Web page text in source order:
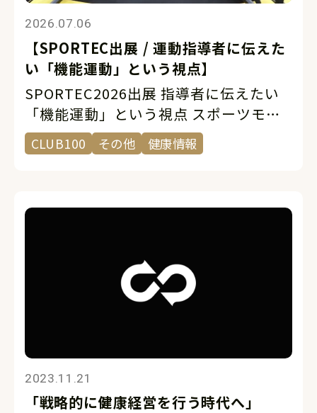
2026.07.06
【SPORTEC出展 / 運動指導者に伝えた
い「機能運動」という視点】
SPORTEC2026出展 指導者に伝えたい
「機能運動」という視点 スポーツモチ
ベーションは、2026年7月に開催された
SPORTECに今年も出展しました。
CLUB100 その他 健康情報
2023.11.21
「戦略的に健康経営を行う時代へ」